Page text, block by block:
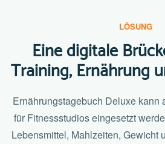
LÖSUNG
Eine digitale
Training, Ernährung
Ernährungstagebuch Deluxe kann
für Fitnessstudios eingesetzt
Lebensmittel, Mahlzeiten, Gewicht